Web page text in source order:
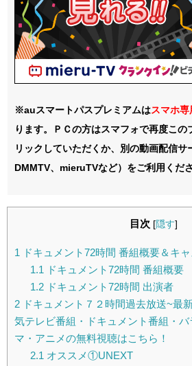
※auスマートパスプレミアムはスマホ専
ります。ＰＣの方はスマフォで再度この
リックしていただくか、別の動画配信サ
DMMTV、mieruTVなど）をご利用くださ
目次 [隠す]
1 ドキュメント72時間 番組概要＆キャ
1.1 ドキュメント72時間 番組概要
1.2ドキュメント72時間 出演者
2 ドキュメント７２時間過去放送~最
気テレビ番組・ドキュメント番組・
マ・アニメの無料視聴はこちら！
2.1 オススメ①UNEXT